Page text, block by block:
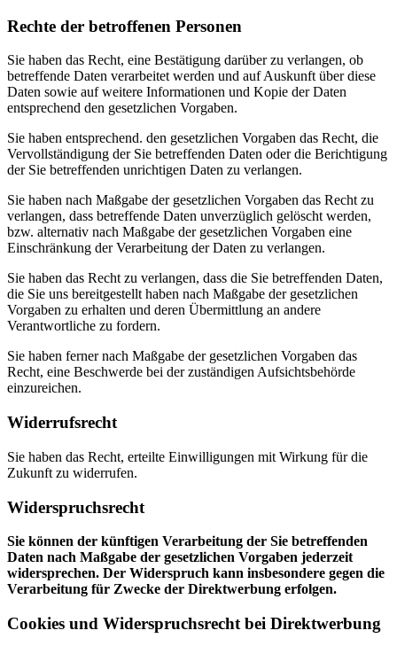
Rechte der betroffenen Personen
Sie haben das Recht, eine Bestätigung darüber zu verlangen, ob
betreffende Daten verarbeitet werden und auf Auskunft über diese
Daten sowie auf weitere Informationen und Kopie der Daten
entsprechend den gesetzlichen Vorgaben.
Sie haben entsprechend. den gesetzlichen Vorgaben das Recht, die
Vervollständigung der Sie betreffenden Daten oder die Berichtigung
der Sie betreffenden unrichtigen Daten zu verlangen.
Sie haben nach Maßgabe der gesetzlichen Vorgaben das Recht zu
verlangen, dass betreffende Daten unverzüglich gelöscht werden,
bzw. alternativ nach Maßgabe der gesetzlichen Vorgaben eine
Einschränkung der Verarbeitung der Daten zu verlangen.
Sie haben das Recht zu verlangen, dass die Sie betreffenden Daten,
die Sie uns bereitgestellt haben nach Maßgabe der gesetzlichen
Vorgaben zu erhalten und deren Übermittlung an andere
Verantwortliche zu fordern.
Sie haben ferner nach Maßgabe der gesetzlichen Vorgaben das
Recht, eine Beschwerde bei der zuständigen Aufsichtsbehörde
einzureichen.
Widerrufsrecht
Sie haben das Recht, erteilte Einwilligungen mit Wirkung für die
Zukunft zu widerrufen.
Widerspruchsrecht
Sie können der künftigen Verarbeitung der Sie betreffenden
Daten nach Maßgabe der gesetzlichen Vorgaben jederzeit
widersprechen. Der Widerspruch kann insbesondere gegen die
Verarbeitung für Zwecke der Direktwerbung erfolgen.
Cookies und Widerspruchsrecht bei Direktwerbung